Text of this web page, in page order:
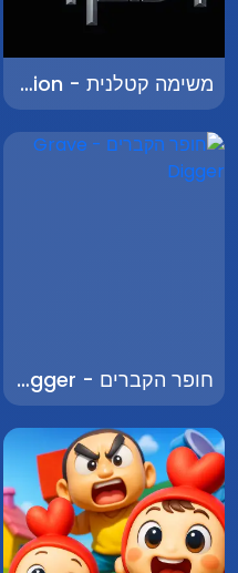
משימה קטלנית - Deadly Mission
חופר הקברים - Grave Digger